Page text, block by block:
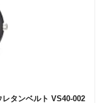
タンベルト VS40-002